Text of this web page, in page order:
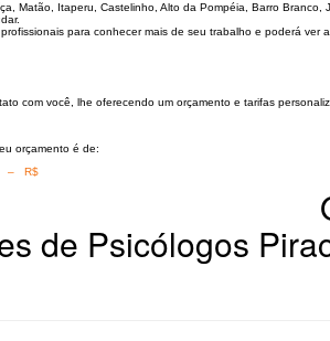
Matão, Itaperu, Castelinho, Alto da Pompéia, Barro Branco,
para conhecer mais de seu trabalho e poderá ver
com você, lhe oferecendo um orçamento e tarifas
orçamento é de:
– R$
de Psicólogos